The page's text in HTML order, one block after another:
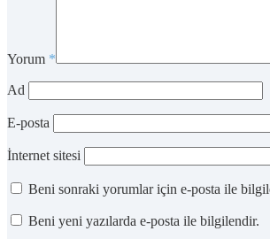
Yorum *
Ad
E-posta
İnternet sitesi
Beni sonraki yorumlar için e-posta ile
Beni yeni yazılarda e-posta ile bilgilendir.